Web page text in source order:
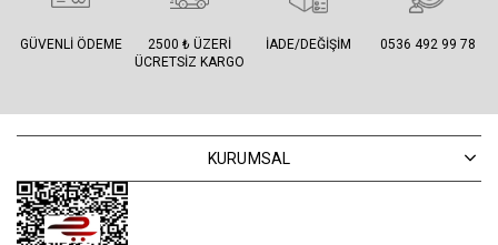
GÜVENLI ÖDEME
2500 ₺ ÜZERI
ÜCRETSIZ KARGO
İADE/DEĞIŞIM 0536 492 99 78
KURUMSAL